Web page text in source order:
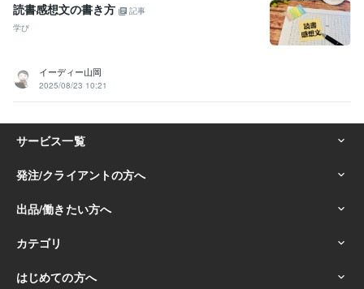
読書感想文の書き方
記事
学び
イーディー山岡
2025/08/23 10:21